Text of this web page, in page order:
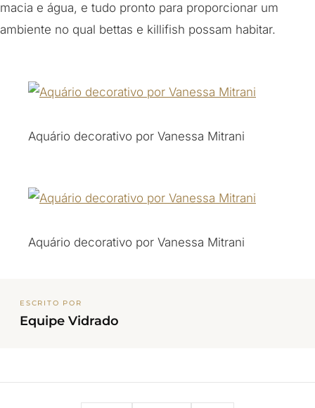
macia e água, e tudo pronto para proporcionar um
ambiente no qual bettas e killifish possam habitar.
Aquário decorativo por Vanessa Mitrani
Aquário decorativo por Vanessa Mitrani
ESCRITO POR
Equipe Vidrado